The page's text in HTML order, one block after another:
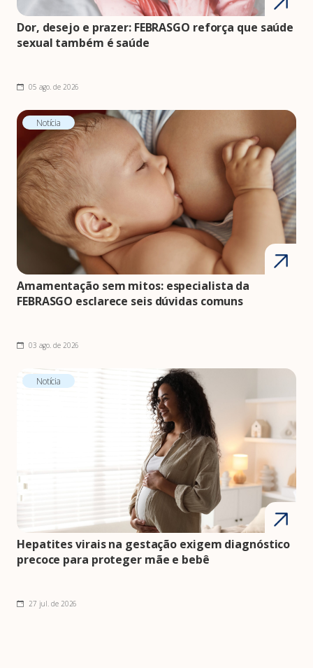
Dor, desejo e prazer: FEBRASGO reforça que saúde
sexual também é saúde
05 ago. de 2026
Notícia
Amamentação sem mitos: especialista da
FEBRASGO esclarece seis dúvidas comuns
03 ago. de 2026
Notícia
Hepatites virais na gestação exigem diagnóstico
precoce para proteger mãe e bebê
27 jul. de 2026